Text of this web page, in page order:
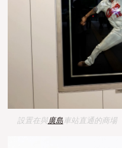
設置在與廣島車站直通的商場